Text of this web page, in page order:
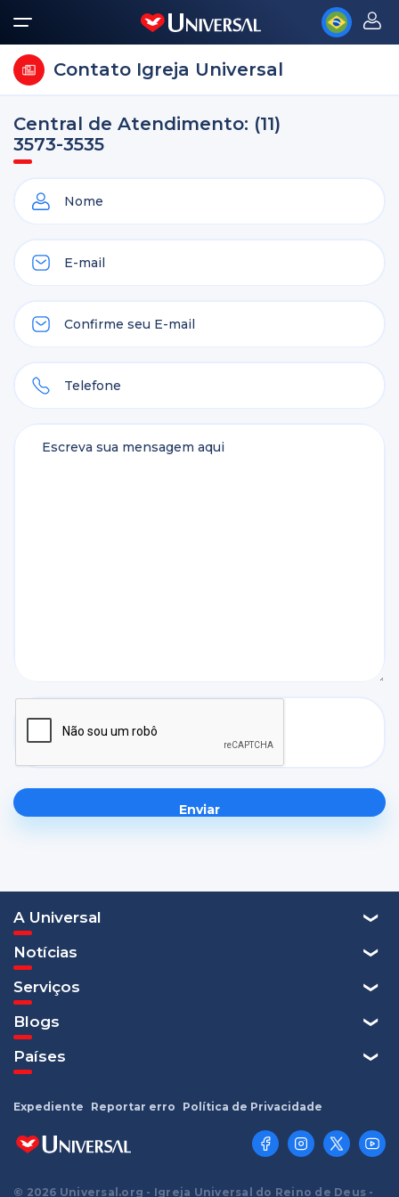
Contato Igreja Universal
Central de Atendimento: (11)
3573-3535
A Universal
Notícias
Serviços
Blogs
Países
© 2026 Universal.org - Igreja Universal do Reino de Deus -
Expediente Reportar erro Política de Privacidade